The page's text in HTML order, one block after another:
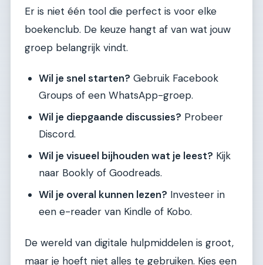
Er is niet één tool die perfect is voor elke
boekenclub. De keuze hangt af van wat jouw
groep belangrijk vindt.
Wil je snel starten? Gebruik Facebook
Groups of een WhatsApp-groep.
Wil je diepgaande discussies? Probeer
Discord.
Wil je visueel bijhouden wat je leest? Kijk
naar Bookly of Goodreads.
Wil je overal kunnen lezen? Investeer in
een e-reader van Kindle of Kobo.
De wereld van digitale hulpmiddelen is groot,
maar je hoeft niet alles te gebruiken. Kies een